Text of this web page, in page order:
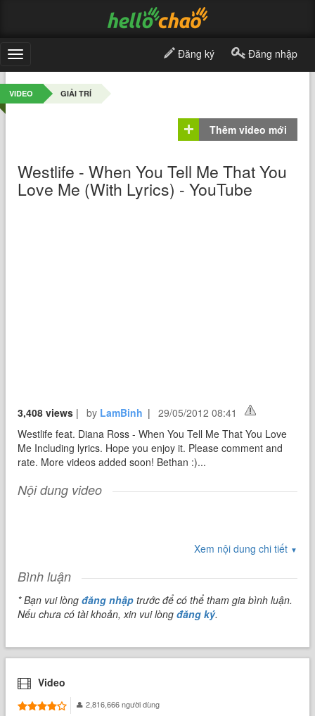
Toggle
navigation
Đăng ký Đăng nhập
VIDEO GIẢI TRÍ
Thêm video mới
Westlife - When You Tell Me That You
Love Me (With Lyrics) - YouTube
3,408 views | by LamBinh |
29/05/2012 08:41
Westlife feat. Diana Ross - When You Tell Me That You Love
Me Including lyrics. Hope you enjoy it. Please comment and
rate. More videos added soon! Bethan :)...
Nội dung video
Xem nội dung chi tiết ▼
Bình luận
* Bạn vui lòngđăng nhập trước để có thể tham gia bình luận.
Nếu chưa có tài khoản, xin vui lòngđăng ký.
Video
2,816,666 người dùng